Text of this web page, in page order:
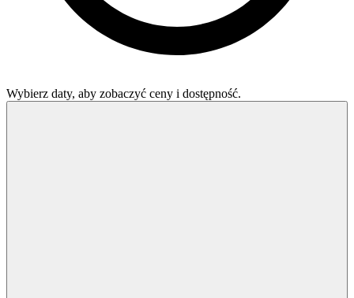
Wybierz daty, aby zobaczyć ceny i dostępność.